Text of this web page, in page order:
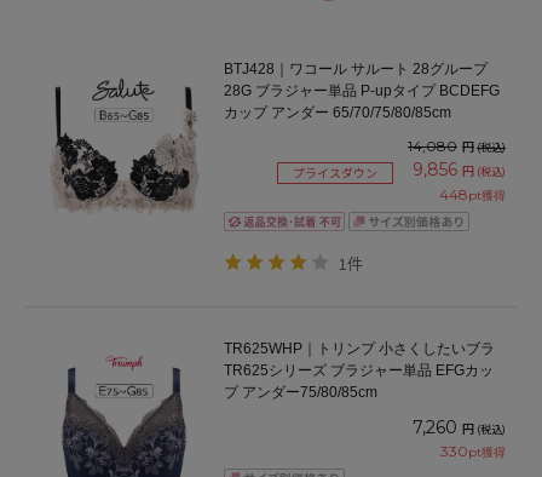
BTJ428｜ワコール サルート 28グループ
28G ブラジャー単品 P-upタイプ BCDEFG
カップ アンダー 65/70/75/80/85cm
14,080 円(税込)
プライスダウン 9,856 円 (税込)
448pt獲得
1件
TR625WHP｜トリンプ 小さくしたいブラ
TR625シリーズ ブラジャー単品 EFGカッ
プ アンダー75/80/85cm
7,260 円 (税込)
330pt獲得